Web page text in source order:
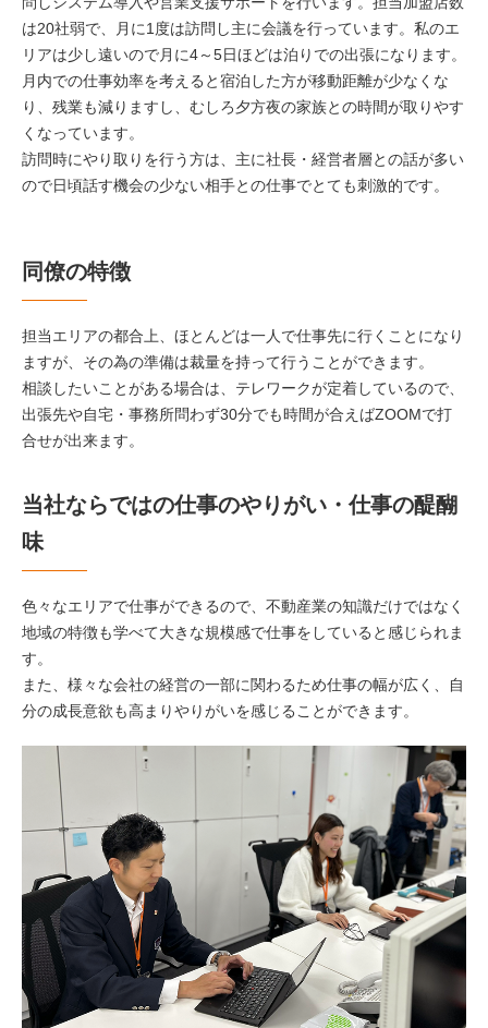
は20社弱で、月に1度は訪問し主に会議を行っています。私のエ
リアは少し遠いので月に4～5日ほどは泊りでの出張になります。
月内での仕事効率を考えると宿泊した方が移動距離が少なくな
り、残業も減りますし、むしろ夕方夜の家族との時間が取りやす
くなっています。
訪問時にやり取りを行う方は、主に社長・経営者層との話が多い
ので日頃話す機会の少ない相手との仕事でとても刺激的です。
同僚の特徴
担当エリアの都合上、ほとんどは一人で仕事先に行くことになり
ますが、その為の準備は裁量を持って行うことができます。
相談したいことがある場合は、テレワークが定着しているので、
出張先や自宅・事務所問わず30分でも時間が合えばZOOMで打
合せが出来ます。
当社ならではの仕事のやりがい・仕事の醍醐
味
色々なエリアで仕事ができるので、不動産業の知識だけではなく
地域の特徴も学べて大きな規模感で仕事をしていると感じられま
す。
また、様々な会社の経営の一部に関わるため仕事の幅が広く、自
分の成長意欲も高まりやりがいを感じることができます。